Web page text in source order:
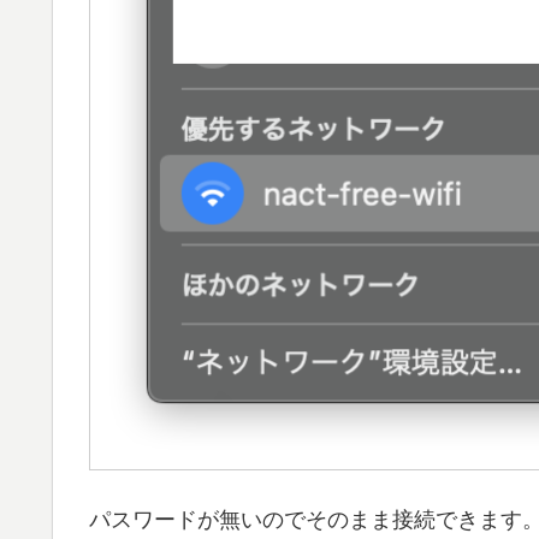
パスワードが無いのでそのまま接続できます